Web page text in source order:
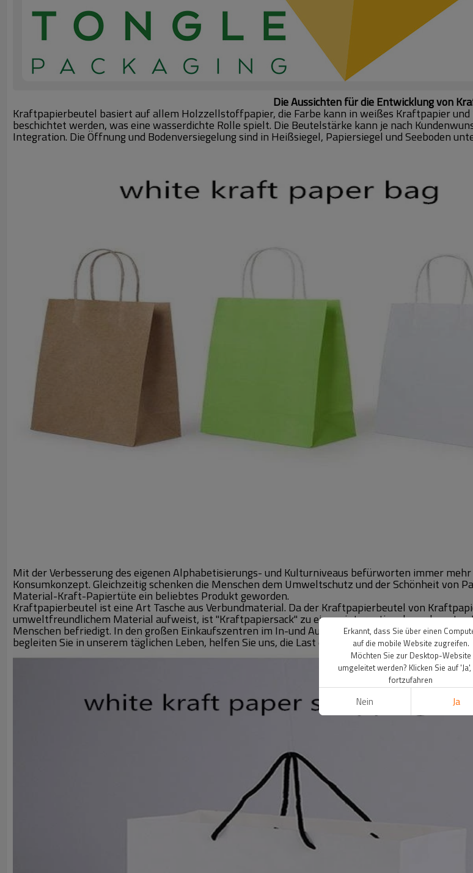
Die Aussichten für die Entwicklung von
Kraftpapierbeutel basiert auf allem Holzzellstoffpapier, die Farbe kann in weißes Kraftpapier
beschichtet werden, was eine wasserdichte Rolle spielt. Die Beutelstärke kann je nach
Integration. Die Öffnung und Bodenversiegelung sind in Heißsiegel, Papiersiegel und Seeboden
Mit der Verbesserung des eigenen Alphabetisierungs- und Kulturniveaus befürworten immer
Konsumkonzept. Gleichzeitig schenken die Menschen dem Umweltschutz und der Schönheit
Material-Kraft-Papiertüte ein beliebtes Produkt geworden.
Kraftpapierbeutel ist eine Art Tasche aus Verbundmaterial. Da der Kraftpapierbeutel von
umweltfreundlichem Material aufweist, ist "Kraftpapiersack" zu einem international anerkannten
Menschen befriedigt. In den großen Einkaufszentren im In-und Ausland, Supermärkte können
begleiten Sie in unserem täglichen Leben, helfen Sie uns, die Last des Lebens zu teilen.
Erkannt, dass Sie über einen
auf die mobile Website zugreifen.
Möchten Sie zur Desktop-Website
umgeleitet werden? Klicken Sie auf
fortzufahren
Nein Ja